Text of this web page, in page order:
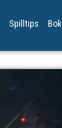
Spilltips Bok